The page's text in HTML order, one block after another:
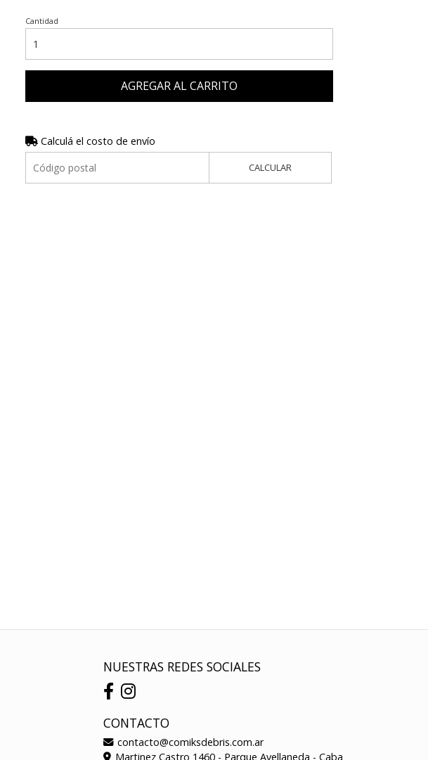
Cantidad
AGREGAR AL CARRITO
Calculá el costo de envío
CALCULAR
NUESTRAS REDES SOCIALES
CONTACTO
contacto@comiksdebris.com.ar
Martinez Castro 1460 - Parque Avellaneda - Caba